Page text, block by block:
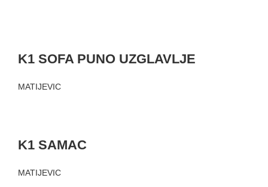
K1 SOFA PUNO UZGLAVLJE
MATIJEVIC
K1 SAMAC
MATIJEVIC